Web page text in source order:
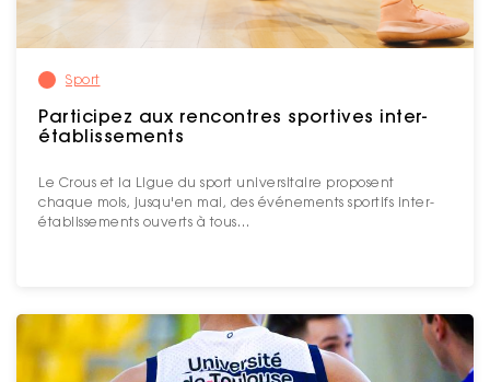
Sport
Participez aux rencontres sportives inter-
établissements
Le Crous et la Ligue du sport universitaire proposent
chaque mois, jusqu'en mai, des événements sportifs inter-
établissements ouverts à tous…